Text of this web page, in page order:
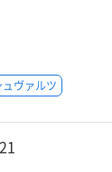
ヴァルツ